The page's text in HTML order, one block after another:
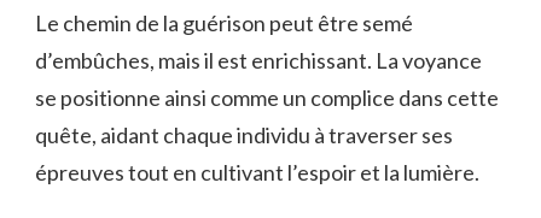
Le chemin de la guérison peut être semé
d’embûches, mais il est enrichissant. La voyance
se positionne ainsi comme un complice dans cette
quête, aidant chaque individu à traverser ses
épreuves tout en cultivant l’espoir et la lumière.